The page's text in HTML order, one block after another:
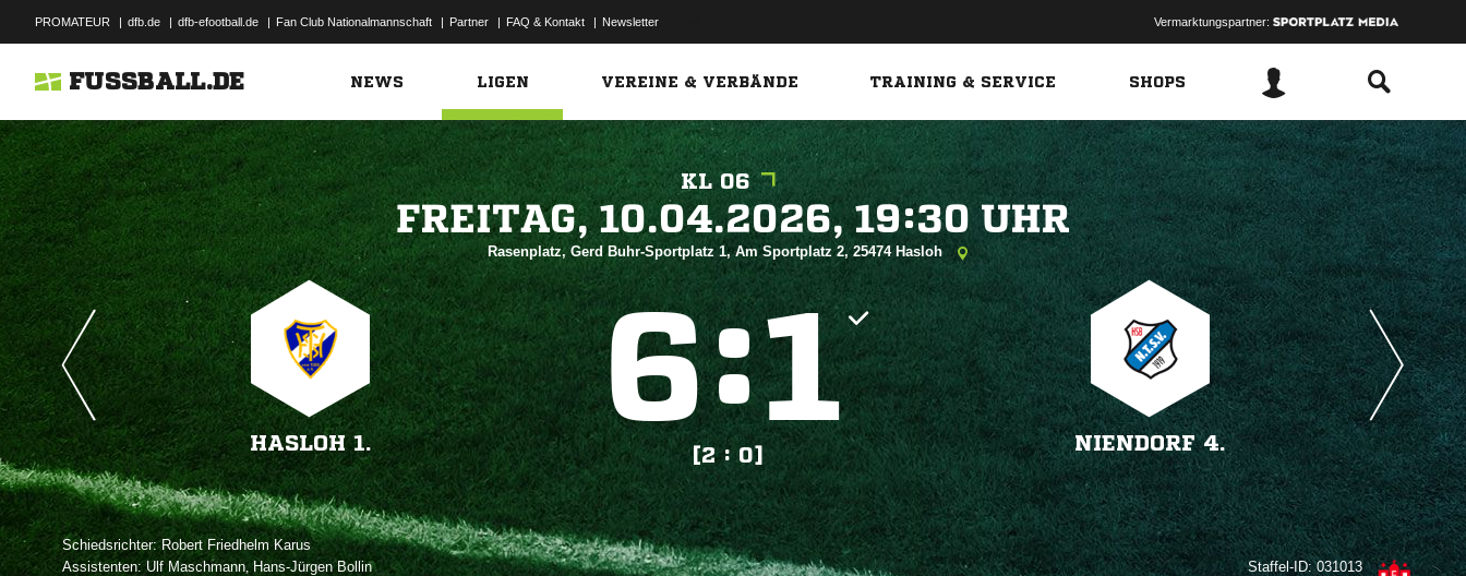
PROMATEUR | dfb.de | dfb-efootball.de | Fan Club Nationalmannschaft | Partner | FAQ & Kontakt | Newsletter Vermarktungspartner:
FUSSBALL.DE NEWS LIGEN VEREINE & VERBÄNDE TRAINING & SERVICE SHOPS
KL 06
   
Rasenplatz, Gerd Buhr-Sportplatz 1, Am Sportplatz 2, 25474 Hasloh
HASLOH 1.
:
[2 : 0]
NIENDORF 4.
Schiedsrichter:  
Assistenten: ,  
Staffel-ID:031013